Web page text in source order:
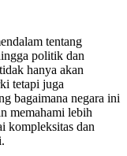
tentang
politik dan
hanya akan
tetapi juga
bagaimana negara ini
memahami lebih
kompleksitas dan